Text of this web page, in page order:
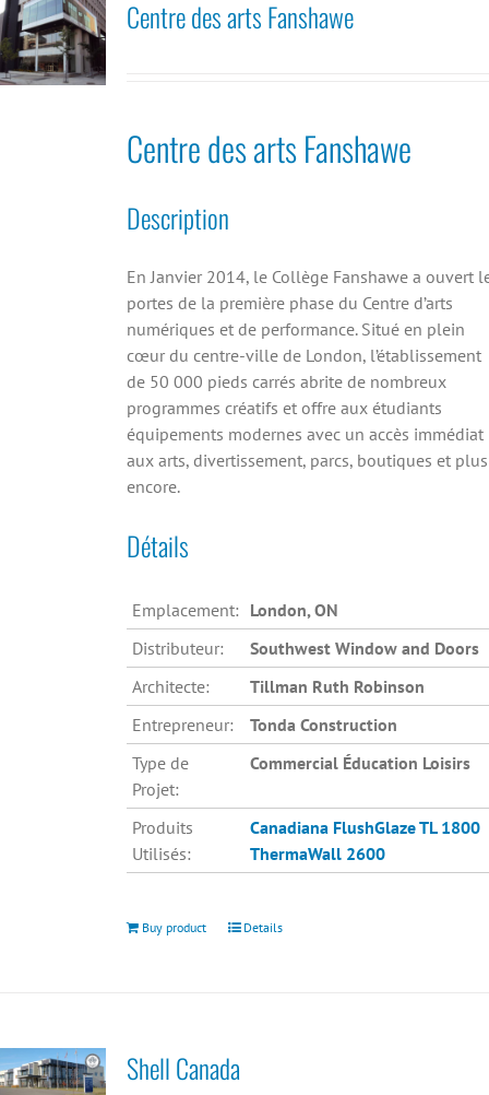
Centre des arts Fanshawe
Centre des arts Fanshawe
Description
En Janvier 2014, le Collège Fanshawe a ouvert
portes de la première phase du Centre d’arts
numériques et de performance. Situé en plein
cœur du centre-ville de London, l’établissement
de 50 000 pieds carrés abrite de nombreux
programmes créatifs et offre aux étudiants
équipements modernes avec un accès immédiat
aux arts, divertissement, parcs, boutiques et plus
encore.
Détails
Emplacement: London, ON
Distributeur:
Southwest Window and Doors
Architecte:
Tillman Ruth Robinson
Entrepreneur:
Tonda Construction
Type de
Projet:
Commercial Éducation Loisirs
Produits
Utilisés:
Canadiana FlushGlaze TL 1800
ThermaWall 2600
Buy product Details
Shell Canada